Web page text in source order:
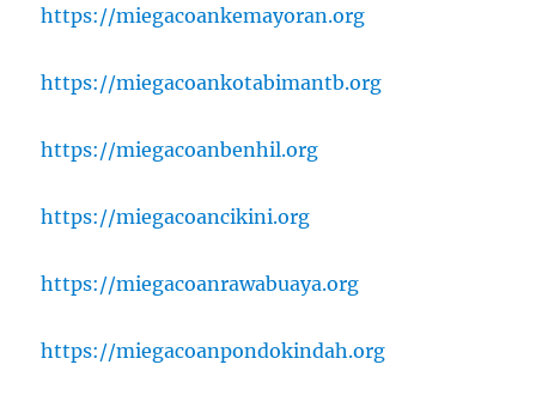
https://miegacoankemayoran.org
https://miegacoankotabimantb.org
https://miegacoanbenhil.org
https://miegacoancikini.org
https://miegacoanrawabuaya.org
https://miegacoanpondokindah.org